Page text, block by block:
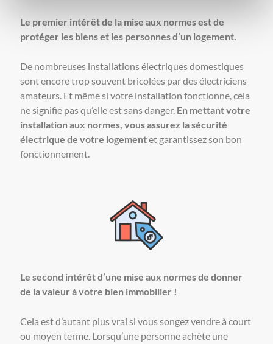
Le premier intérêt de la mise aux normes est de
protéger les biens et les personnes d’un logement.
De nombreuses installations électriques domestiques
sont encore trop souvent bricolées par des électriciens
amateurs. Et même si votre installation fonctionne, cela
ne signifie pas qu’elle est sans danger. En mettant votre
installation aux normes, vous assurez la sécurité
électrique de votre logementet garantissez son bon
fonctionnement.
Le second intérêt d’une mise aux normes de donner
de la valeur à votre bien immobilier !
Cela est d’autant plus vrai si vous songez vendre à court
ou moyen terme. Lorsqu’une personne achète une